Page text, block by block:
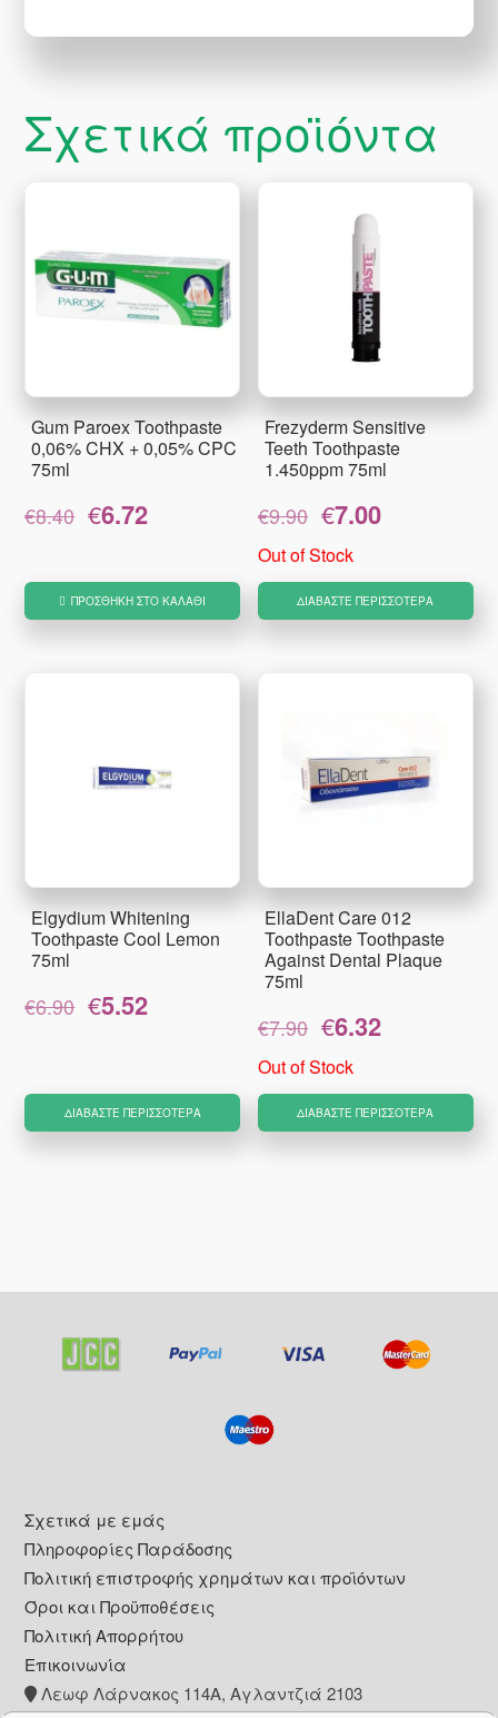
Σχετικά προϊόντα
Gum Paroex Toothpaste
0,06% CHX + 0,05% CPC
75ml
€8.40
Original
price
€6.72
€6.72.
ΠΡΟΣΘΉΚΗ ΣΤΟ ΚΑΛΆΘΙ
Frezyderm Sensitive
Teeth Toothpaste
1.450ppm 75ml
€9.90
Original
price
was:
€7.00
€7.00.
Out of Stock
ΔΙΑΒΆΣΤΕ ΠΕΡΙΣΣΌΤΕΡΑ
Elgydium Whitening
Toothpaste Cool Lemon
75ml
€6.90
Original
price
€5.52
ΔΙΑΒΆΣΤΕ ΠΕΡΙΣΣΌΤΕΡΑ
EllaDent Care 012
Toothpaste Toothpaste
Against Dental Plaque
75ml
€7.90
Original
price
was:
€6.32
€6.32.
Out of Stock
ΔΙΑΒΆΣΤΕ ΠΕΡΙΣΣΌΤΕΡΑ
Footer
Σχετικά με εμάς
Πληροφορίες Παράδοσης
Πολιτική επιστροφής χρημάτων και προϊόντων
Όροι και Προϋποθέσεις
Πολιτική Απορρήτου
Επικοινωνία
Λεωφ Λάρνακος 114Α, Αγλαντζιά 2103